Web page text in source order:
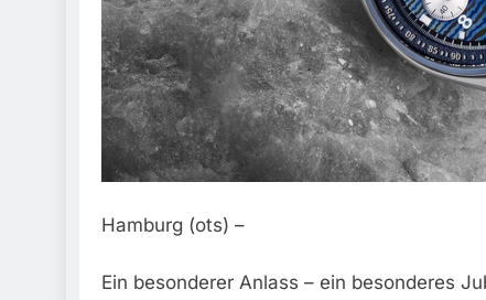
Hamburg (ots) –
Ein besonderer Anlass – ein besonderes